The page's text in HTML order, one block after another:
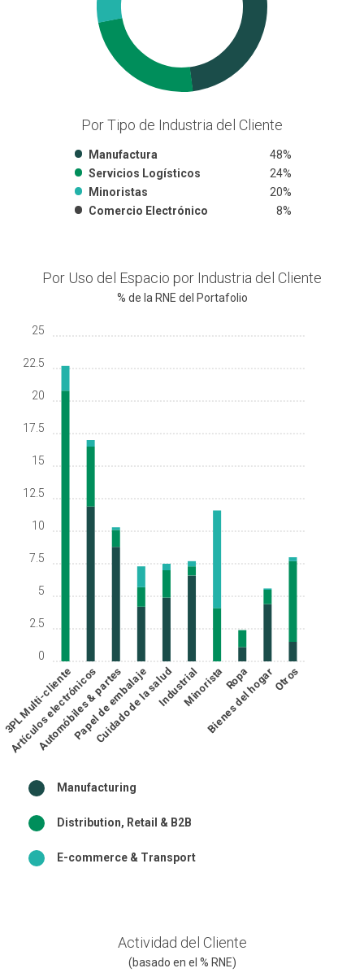
Por Tipo de Industria del Cliente
Manufactura
48%
Servicios Logísticos
24%
Minoristas
20%
Comercio Electrónico
8%
Por Uso del Espacio por Industria del Cliente
% de la RNE del Portafolio
3PL Multi-cliente
Artículos electrónicos
Automóbiles & partes
Papel de embalaje
Cuidado de la saludIndustrialMinoristaRopa
Bienes del hogarOtros
0
2.5
5
7.5
10
12.5
15
17.5
20
22.5
25
Manufacturing
Distribution, Retail & B2B
E-commerce & Transport
Actividad del Cliente
(basado en el % RNE)